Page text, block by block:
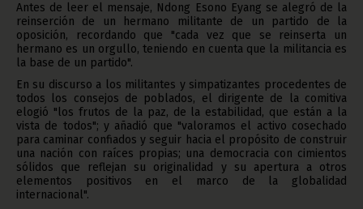
Antes de leer el mensaje, Ndong Esono Eyang se alegró de la
reinserción de un hermano militante de un partido de la
oposición, recordando que "cada vez que se reinserta un
hermano es un orgullo, teniendo en cuenta que la militancia es
la base de un partido".
En su discurso a los militantes y simpatizantes procedentes de
todos los consejos de poblados, el dirigente de la comitiva
elogió "los frutos de la paz, de la estabilidad, que están a la
vista de todos"; y añadió que "valoramos el activo cosechado
para caminar confiados y seguir hacia el propósito de construir
una nación con raíces propias; una democracia con cimientos
sólidos que reflejan su originalidad y su apertura a otros
elementos positivos en el marco de la globalidad
internacional".